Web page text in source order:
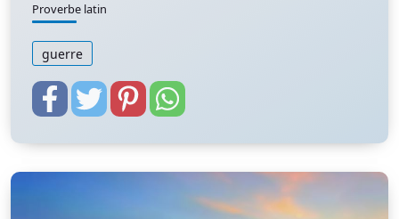
Proverbe latin
guerre